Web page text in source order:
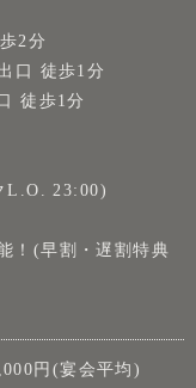
2分
口 徒歩1分
徒歩1分
L.O. 23:00)
！(早割・遅割特典
円(宴会平均)